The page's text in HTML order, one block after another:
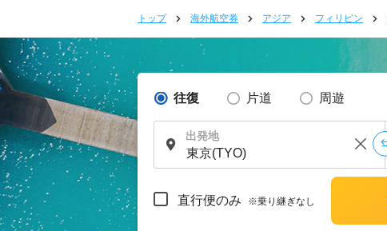
トップ 海外航空券 アジア フィリピン
往復 片道 周遊
出発地
直行便のみ ※乗り継ぎなし